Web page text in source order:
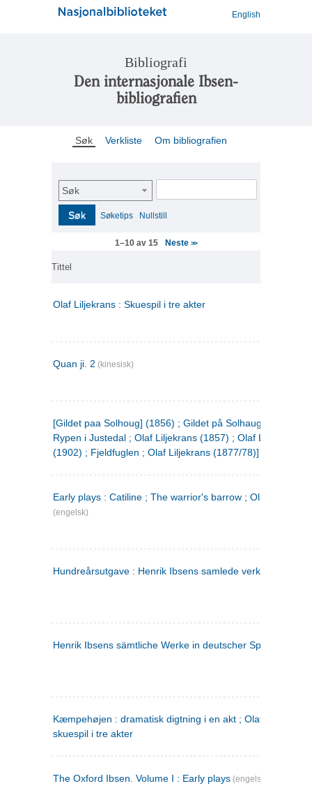
English
Bibliografi
Den internasjonale Ibsen-
bibliografien
Søk Verkliste Om bibliografien
Søk
Søk Søketips Nullstill
1–10 av 15 Neste>>
Tittel
Olaf Liljekrans : Skuespil i tre akter
Quan ji. 2 (kinesisk)
[Gildet paa Solhoug] (1856) ; Gildet på Solhaug (1883) ;
Rypen i Justedal ; Olaf Liljekrans (1857) ; Olaf Liljekrans
(1902) ; Fjeldfuglen ; Olaf Liljekrans (1877/78)]
Early plays : Catiline ; The warrior's barrow ; Olaf Liljekrans
(engelsk)
Hundreårsutgave : Henrik Ibsens samlede verker. 3
Henrik Ibsens sämtliche Werke in deutscher Sprache. 2
Kæmpehøjen : dramatisk digtning i en akt ; Olaf Liljekrans :
skuespil i tre akter
The Oxford Ibsen. Volume I : Early plays (engelsk)